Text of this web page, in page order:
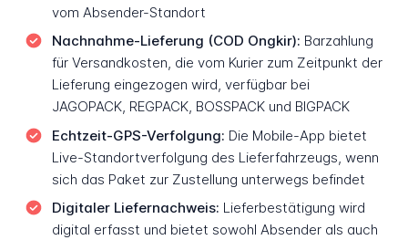
vom Absender-Standort
Nachnahme-Lieferung (COD Ongkir): Barzahlung
für Versandkosten, die vom Kurier zum Zeitpunkt der
Lieferung eingezogen wird, verfügbar bei
JAGOPACK, REGPACK, BOSSPACK und BIGPACK
Echtzeit-GPS-Verfolgung: Die Mobile-App bietet
Live-Standortverfolgung des Lieferfahrzeugs, wenn
sich das Paket zur Zustellung unterwegs befindet
Digitaler Liefernachweis: Lieferbestätigung wird
digital erfasst und bietet sowohl Absender als auch